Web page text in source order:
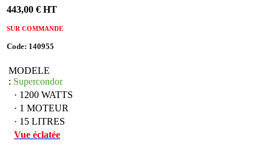
443,00 € HT
SUR COMMANDE
Code: 140955
MODELE
: Supercondor
· 1200 WATTS
· 1 MOTEUR
· 15 LITRES
Vue éclatée